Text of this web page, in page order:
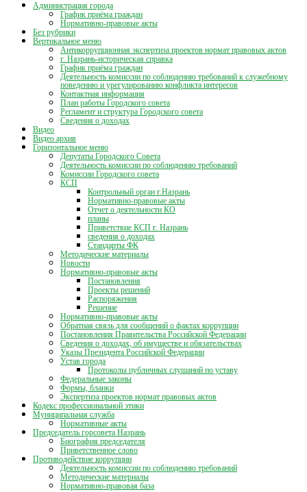
Администрация города
График приёма граждан
Нормативно-правовые акты
Без рубрики
Вертикальное меню
Антикоррупционная экспертиза проектов нормат правовых актов
г. Назрань-историческая справка
График приёма граждан
Деятельность комиссии по соблюдению требований к служебному
поведению и урегулированию конфликта интересов
Контактная информация
План работы Городского совета
Регламент и структура Городского совета
Сведения о доходах
Видео
Видео архив
Горизонтальное меню
Депутаты Городского Совета
Деятельность комиссии по соблюдению требований
Комиссии Городского совета
КСП
Контрольный орган г.Назрань
Нормативно-правовые акты
Отчет о деятельности КО
планы
Приветствие КСП г. Назрань
сведения о доходах
Стандарты ФК
Методические материалы
Новости
Нормативно-правовые акты
Постановления
Проекты решений
Распоряжения
Решение
Нормативно-правовые акты
Обратная связь для сообщений о фактах коррупции
Постановления Правительства Российской Федерации
Сведения о доходах, об имуществе и обязательствах
Указы Президента Российской Федерации
Устав города
Протоколы публичных слушаний по уставу
Федеральные законы
Формы, бланки
Экспертиза проектов нормат правовых актов
Кодекс профессиональной этики
Муниципальная служба
Нормативные акты
Председатель горсовета Назрань
Биография председателя
Приветственное слово
Противодействие коррупции
Деятельность комиссии по соблюдению требований
Методические материалы
Нормативно-правовая база